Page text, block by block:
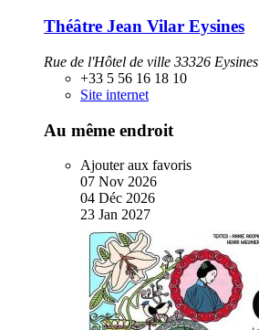
Théâtre Jean Vilar Eysines
Rue de l'Hôtel de ville 33326 Eysines
+33 5 56 16 18 10
Site internet
Au même endroit
Ajouter aux favoris
07 Nov 2026
04 Déc 2026
23 Jan 2027